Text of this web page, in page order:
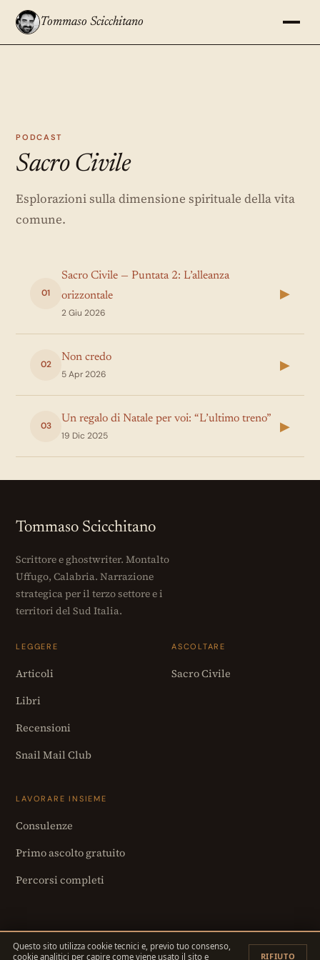
Tommaso Scicchitano
PODCAST
Sacro Civile
Esplorazioni sulla dimensione spirituale della vita
comune.
01
Sacro Civile — Puntata 2: L’alleanza
orizzontale
2 Giu 2026
▶
02
Non credo
5 Apr 2026
▶
03
Un regalo di Natale per voi: “L’ultimo treno”
19 Dic 2025
▶
Tommaso Scicchitano
Scrittore e ghostwriter. Montalto
Uffugo, Calabria. Narrazione
strategica per il terzo settore e i
territori del Sud Italia.
LEGGERE
Articoli
Libri
Recensioni
Snail Mail Club
ASCOLTARE
Sacro Civile
LAVORARE INSIEME
Consulenze
Primo ascolto gratuito
Percorsi completi
Questo sito utilizza cookie tecnici e, previo tuo consenso,
cookie analitici per capire come viene usato il sito e
RIFIUTO